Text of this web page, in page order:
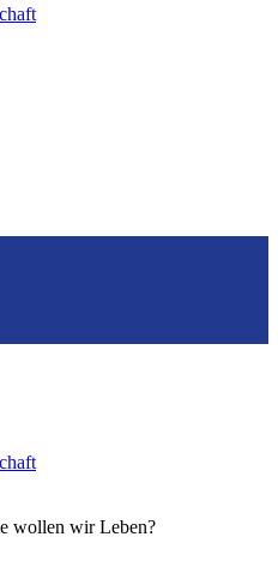
wollen wir Leben?